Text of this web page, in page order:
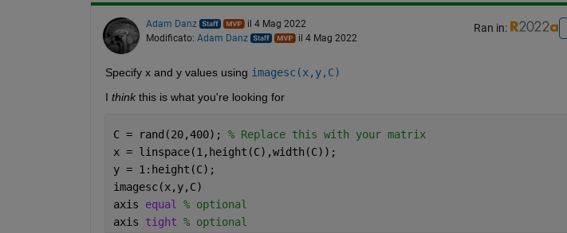
Adam Danz
il 4 Mag 2022
Modificato: Adam Danz il 4 Mag 2022
Ran in:
Specify x and y values using imagesc(x,y,C)
I think this is what you're looking for
C = rand(20,400); % Replace this with your matrix
x = linspace(1,height(C),width(C));
y = 1:height(C);
imagesc(x,y,C)
axis equal % optional
axis tight % optional